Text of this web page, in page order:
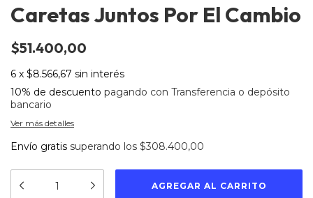
Caretas Juntos Por El Cambio
$51.400,00
6 x $8.566,67 sin interés
10% de descuento pagando con Transferencia o depósito
bancario
Ver más detalles
Envío gratis superando los $308.400,00